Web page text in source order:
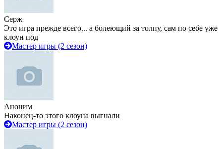
Серж
Это игра прежде всего... а болеющий за толпу, сам по себе уже
клоун под
Мастер игры (2 сезон)
Аноним
Наконец-то этого клоуна выгнали
Мастер игры (2 сезон)